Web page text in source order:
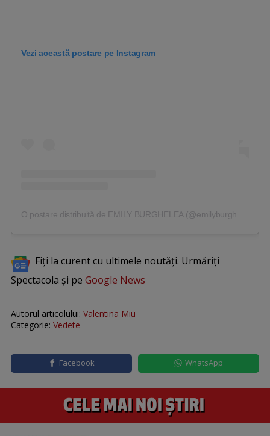
Vezi această postare pe Instagram
Fiți la curent cu ultimele noutăți. Urmăriți
Spectacola și pe Google News
Autorul articolului: Valentina Miu
Categorie: Vedete
Facebook WhatsApp